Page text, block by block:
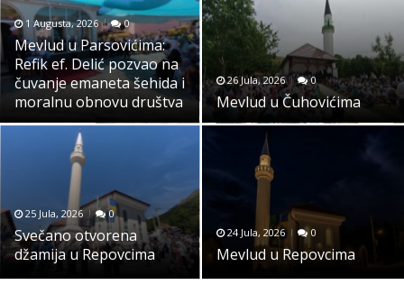
1 Augusta, 2026 0
Mevlud u Parsovićima:
Refik ef. Delić pozvao na
čuvanje emaneta šehida i
moralnu obnovu društva
26 Jula, 2026 0
Mevlud u Čuhovićima
25 Jula, 2026 0
Svečano otvorena
džamija u Repovcima
24 Jula, 2026 0
Mevlud u Repovcima